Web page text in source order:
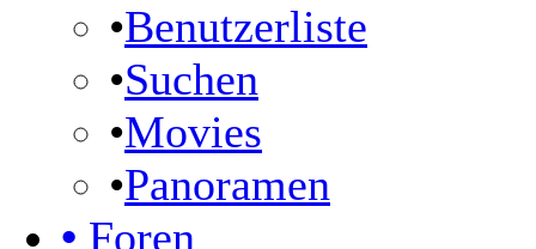
•Benutzerliste
•Suchen
•Movies
•Panoramen
• Foren